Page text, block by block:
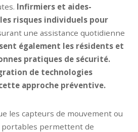
Infirmiers et aides-
risques individuels pour
une assistance quotidienne
également les résidents et
pratiques de sécurité.
de technologies
approche préventive.
les capteurs de mouvement ou
portables permettent de